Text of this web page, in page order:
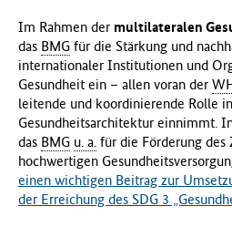
Im Rahmen der multilateralen
das BMG für die Stärkung und
internationaler Institutionen und
Gesundheit ein – allen voran der
leitende und koordinierende Rolle
Gesundheitsarchitektur einnimmt.
das BMG u. a. für die Förderung des
hochwertigen
einen wichtigen Beitrag zur
der Erreichung des SDG 3